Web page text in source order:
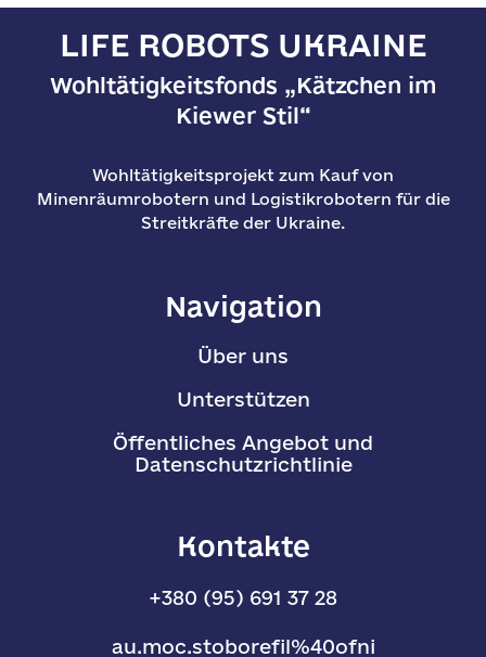
LIFE ROBOTS UKRAINE
Wohltätigkeitsfonds „Kätzchen im
Kiewer Stil“
Wohltätigkeitsprojekt zum Kauf von
Minenräumrobotern und Logistikrobotern für die
Streitkräfte der Ukraine.
Navigation
Über uns
Unterstützen
Öffentliches Angebot und
Datenschutzrichtlinie
Kontakte
+380 (95) 691 37 28
au.moc.stoborefil%40ofni